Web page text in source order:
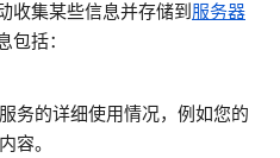
收集某些信息并存储到 服务器
包括：
务的详细使用情况，例如您的
容。